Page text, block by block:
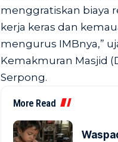
menggratiskan biaya
kerja keras dan
mengurus IMBnya,”
Kemakmuran Masjid
Serpong.
More Read